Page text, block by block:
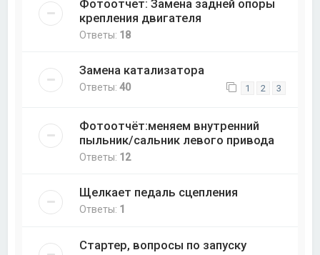
Фотоотчет: Замена задней опоры
крепления двигателя
Ответы: 18
Замена катализатора
Ответы:40 1 2 3
Фотоотчёт:меняем внутренний
пыльник/сальник левого привода
Ответы: 12
Щелкает педаль сцепления
Ответы: 1
Стартер, вопросы по запуску